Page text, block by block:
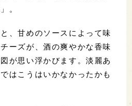
。
、甘めのソースによって味
ーズが、酒の爽やかな香味
が思い浮かびます。淡麗あ
はこうはいかなかったかも